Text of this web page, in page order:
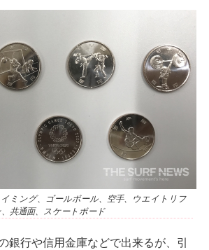
ミング、ゴールボール、空手、ウエイトリフ
共通面、スケートボード
銀行や信用金庫などで出来るが、引